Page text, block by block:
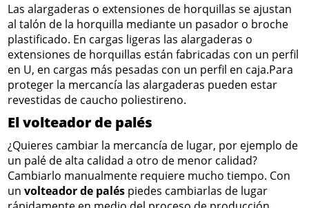
Las alargaderas o extensiones de horquillas se ajustan
al talón de la horquilla mediante un pasador o broche
plastificado. En cargas ligeras las alargaderas o
extensiones de horquillas están fabricadas con un perfil
en U, en cargas más pesadas con un perfil en caja.Para
proteger la mercancía las alargaderas pueden estar
revestidas de caucho poliestireno.
El volteador de palés
¿Quieres cambiar la mercancía de lugar, por ejemplo de
un palé de alta calidad a otro de menor calidad?
Cambiarlo manualmente requiere mucho tiempo. Con
un volteador de palés piedes cambiarlas de lugar